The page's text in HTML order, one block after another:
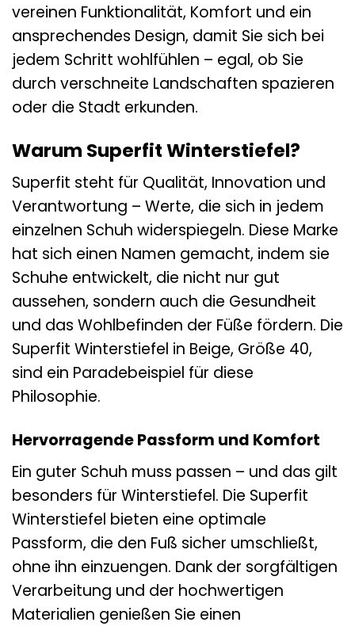
vereinen Funktionalität, Komfort und ein
ansprechendes Design, damit Sie sich bei
jedem Schritt wohlfühlen – egal, ob Sie
durch verschneite Landschaften spazieren
oder die Stadt erkunden.
Warum Superfit Winterstiefel?
Superfit steht für Qualität, Innovation und
Verantwortung – Werte, die sich in jedem
einzelnen Schuh widerspiegeln. Diese Marke
hat sich einen Namen gemacht, indem sie
Schuhe entwickelt, die nicht nur gut
aussehen, sondern auch die Gesundheit
und das Wohlbefinden der Füße fördern. Die
Superfit Winterstiefel in Beige, Größe 40,
sind ein Paradebeispiel für diese
Philosophie.
Hervorragende Passform und Komfort
Ein guter Schuh muss passen – und das gilt
besonders für Winterstiefel. Die Superfit
Winterstiefel bieten eine optimale
Passform, die den Fuß sicher umschließt,
ohne ihn einzuengen. Dank der sorgfältigen
Verarbeitung und der hochwertigen
Materialien genießen Sie einen